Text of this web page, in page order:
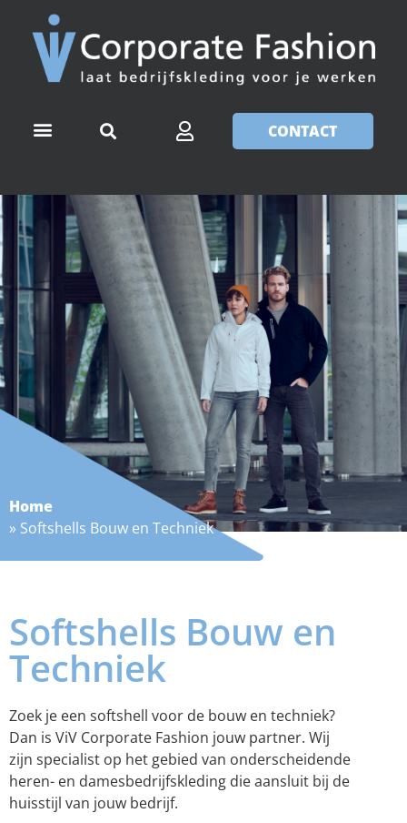
CONTACT
Home
» Softshells Bouw en Techniek
Softshells Bouw en
Techniek
Zoek je een softshell voor de bouw en techniek?
Dan is ViV Corporate Fashion jouw partner. Wij
zijn specialist op het gebied van onderscheidende
heren- en damesbedrijfskleding die aansluit bij de
huisstijl van jouw bedrijf.